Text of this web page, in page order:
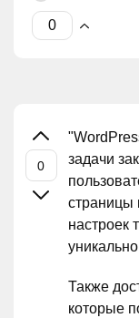
задачи
страницы
настроек
Также
которые